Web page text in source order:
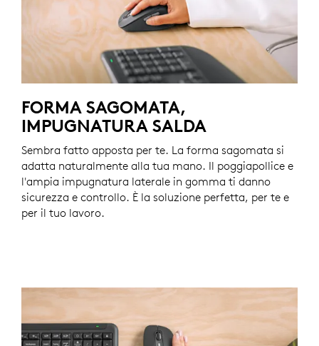
FORMA SAGOMATA,
IMPUGNATURA SALDA
Sembra fatto apposta per te. La forma sagomata si
adatta naturalmente alla tua mano. Il poggiapollice e
l'ampia impugnatura laterale in gomma ti danno
sicurezza e controllo. È la soluzione perfetta, per te e
per il tuo lavoro.